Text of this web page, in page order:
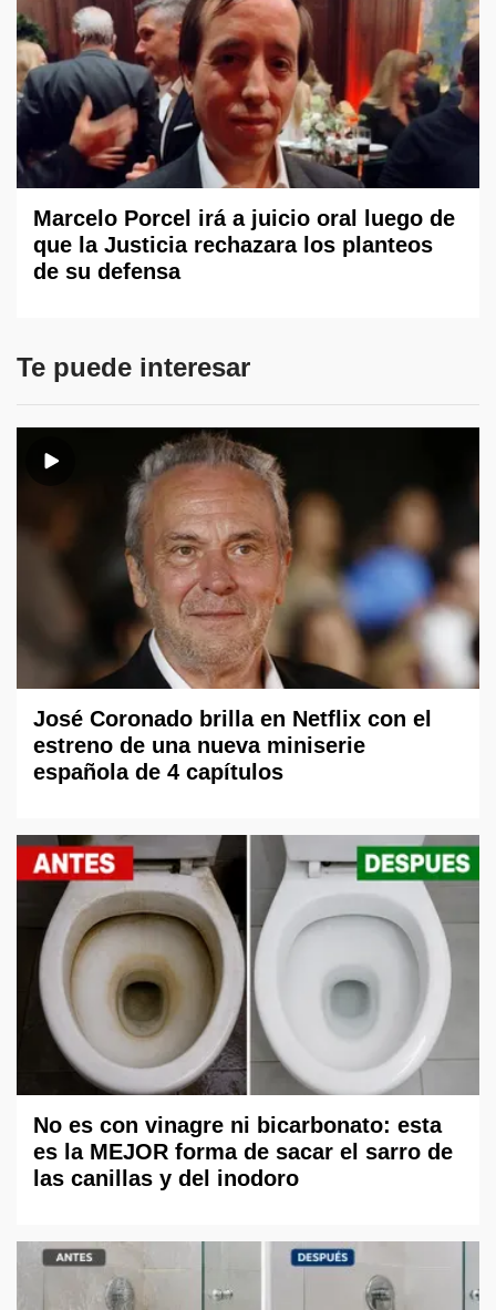
Marcelo Porcel irá a juicio oral luego de
que la Justicia rechazara los planteos
de su defensa
Te puede interesar
José Coronado brilla en Netflix con el
estreno de una nueva miniserie
española de 4 capítulos
No es con vinagre ni bicarbonato: esta
es la MEJOR forma de sacar el sarro de
las canillas y del inodoro